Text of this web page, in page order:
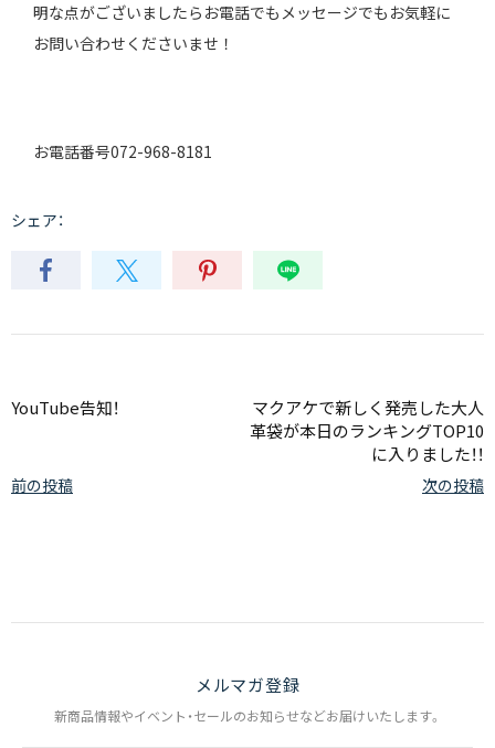
明な点がございましたらお電話でもメッセージでもお気軽に
お問い合わせくださいませ！
お電話番号072-968-8181
シェア：
YouTube告知！
前の投稿
マクアケで新しく発売した大人
革袋が本日のランキングTOP10
に入りました！！
次の投稿
メルマガ登録
新商品情報やイベント・セールのお知らせなどお届けいたします。